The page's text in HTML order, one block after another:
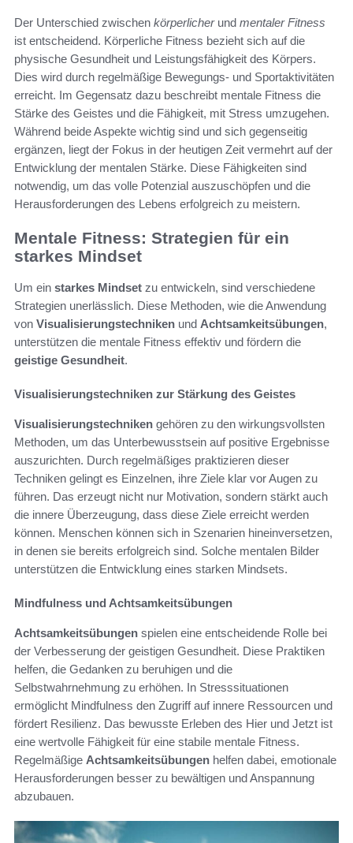
Der Unterschied zwischen körperlicherund mentaler Fitness
ist entscheidend. Körperliche Fitness bezieht sich auf die
physische Gesundheit und Leistungsfähigkeit des Körpers.
Dies wird durch regelmäßige Bewegungs- und Sportaktivitäten
erreicht. Im Gegensatz dazu beschreibt mentale Fitness die
Stärke des Geistes und die Fähigkeit, mit Stress umzugehen.
Während beide Aspekte wichtig sind und sich gegenseitig
ergänzen, liegt der Fokus in der heutigen Zeit vermehrt auf der
Entwicklung der mentalen Stärke. Diese Fähigkeiten sind
notwendig, um das volle Potenzial auszuschöpfen und die
Herausforderungen des Lebens erfolgreich zu meistern.
Mentale Fitness: Strategien für ein
starkes Mindset
Um ein starkes Mindset zu entwickeln, sind verschiedene
Strategien unerlässlich. Diese Methoden, wie die Anwendung
von Visualisierungstechniken und Achtsamkeitsübungen,
unterstützen die mentale Fitness effektiv und fördern die
geistige Gesundheit.
Visualisierungstechniken zur Stärkung des Geistes
Visualisierungstechniken gehören zu den wirkungsvollsten
Methoden, um das Unterbewusstsein auf positive Ergebnisse
auszurichten. Durch regelmäßiges praktizieren dieser
Techniken gelingt es Einzelnen, ihre Ziele klar vor Augen zu
führen. Das erzeugt nicht nur Motivation, sondern stärkt auch
die innere Überzeugung, dass diese Ziele erreicht werden
können. Menschen können sich in Szenarien hineinversetzen,
in denen sie bereits erfolgreich sind. Solche mentalen Bilder
unterstützen die Entwicklung eines starken Mindsets.
Mindfulness und Achtsamkeitsübungen
Achtsamkeitsübungen spielen eine entscheidende Rolle bei
der Verbesserung der geistigen Gesundheit. Diese Praktiken
helfen, die Gedanken zu beruhigen und die
Selbstwahrnehmung zu erhöhen. In Stresssituationen
ermöglicht Mindfulness den Zugriff auf innere Ressourcen und
fördert Resilienz. Das bewusste Erleben des Hier und Jetzt ist
eine wertvolle Fähigkeit für eine stabile mentale Fitness.
Regelmäßige Achtsamkeitsübungen helfen dabei, emotionale
Herausforderungen besser zu bewältigen und Anspannung
abzubauen.